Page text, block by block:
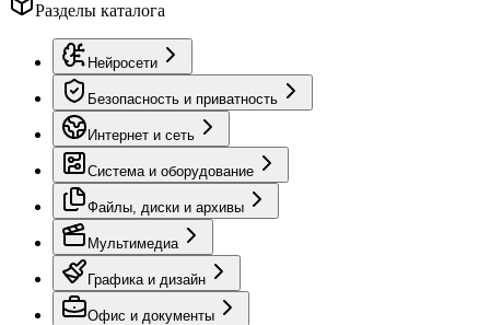
Разделы каталога
Нейросети
Безопасность и приватность
Интернет и сеть
Система и оборудование
Файлы, диски и архивы
Мультимедиа
Графика и дизайн
Офис и документы